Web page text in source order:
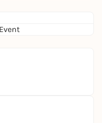
und
selbst
ist einzigartig,
oder der
als kleines Team mit
🛋️ Gemütlichkeit und